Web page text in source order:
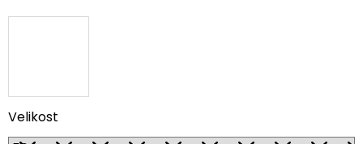
Velikost